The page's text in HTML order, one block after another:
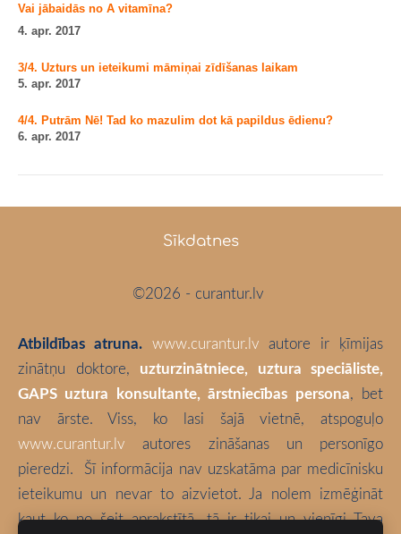
Vai jābaidās no A vitamīna?
4. apr. 2017
3/4. Uzturs un ieteikumi māmiņai zīdīšanas laikam
5. apr. 2017
4/4. Putrām Nē! Tad ko mazulim dot kā papildus ēdienu?
6. apr. 2017
Sīkdatnes
©2026 - curantur.lv
Atbildības atruna. www.curantur.lv autore ir ķīmijas
zinātņu doktore, uzturzinātniece, uztura speciāliste,
GAPS uztura konsultante, ārstniecības persona, bet
nav ārste. Viss, ko lasi šajā vietnē, atspoguļo
www.curantur.lv autores zināšanas un personīgo
pieredzi. Šī informācija nav uzskatāma par medicīnisku
ieteikumu un nevar to aizvietot. Ja nolem izmēģināt
kaut ko no šeit aprakstītā, tā ir tikai un vienīgi Tava